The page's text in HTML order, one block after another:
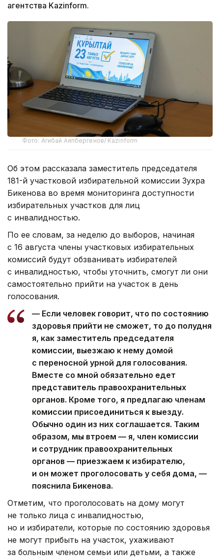
агентства Kazinform.
Фото: Агибай Аяпбергенов/ Kazinform
Об этом рассказала заместитель председателя
181-й участковой избирательной комиссии Зухра
Бикенова во время мониторинга доступности
избирательных участков для лиц
с инвалидностью.
По ее словам, за неделю до выборов, начиная
с 16 августа члены участковых избирательных
комиссий будут обзванивать избирателей
с инвалидностью, чтобы уточнить, смогут ли они
самостоятельно прийти на участок в день
голосования.
— Если человек говорит, что по состоянию
здоровья прийти не сможет, то до полудня
я, как заместитель председателя
комиссии, выезжаю к нему домой
с переносной урной для голосования.
Вместе со мной обязательно едет
представитель правоохранительных
органов. Кроме того, я предлагаю членам
комиссии присоединиться к выезду.
Обычно один из них соглашается. Таким
образом, мы втроем — я, член комиссии
и сотрудник правоохранительных
органов — приезжаем к избирателю,
и он может проголосовать у себя дома, —
пояснила Бикенова.
Отметим, что проголосовать на дому могут
не только лица с инвалидностью,
но и избиратели, которые по состоянию здоровья
не могут прибыть на участок, ухаживают
за больным членом семьи или детьми, а также